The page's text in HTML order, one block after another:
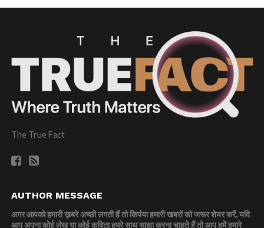
The True Fact
AUTHOR MESSAGE
अगर आपको हमारी ख़बरे अच्छी लगती हैं तो किर्पया हमारी खबरों को जरूर शेयर करें, यदि
आप अपना कोई लेख या कोई कविता हमरे साथ साझा करना चाहते हैं तो आप हमें हमारे